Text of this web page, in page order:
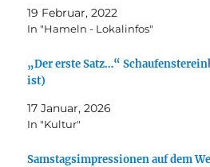
19 Februar, 2022
In "Hameln - Lokalinfos"
„Der erste Satz…“
ist)
17 Januar, 2026
In "Kultur"
Samstagsimpressionen auf dem